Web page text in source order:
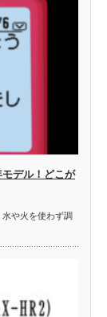
デル！どこが
や火を使わず調